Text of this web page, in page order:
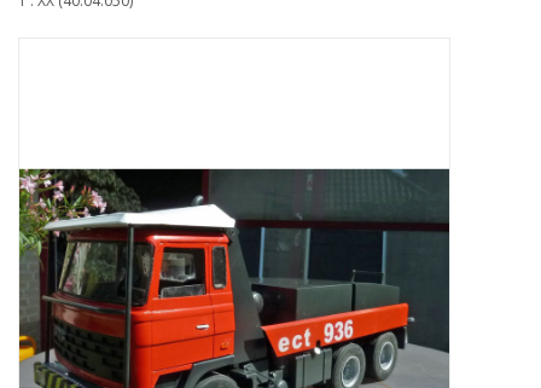
Zeitschriften
Neue Zeichnungen
NEUE ZEITSCHRIFTEN